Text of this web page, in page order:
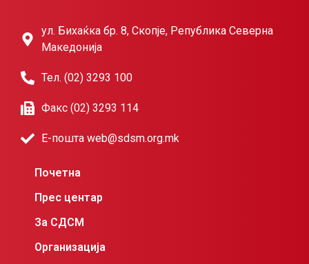
ул. Бихаќка бр. 8, Скопје, Република Северна
Македонија
Тел. (02) 3293 100
Факс (02) 3293 114
Е-пошта web@sdsm.org.mk
Почетна
Прес центар
За СДСМ
Организација